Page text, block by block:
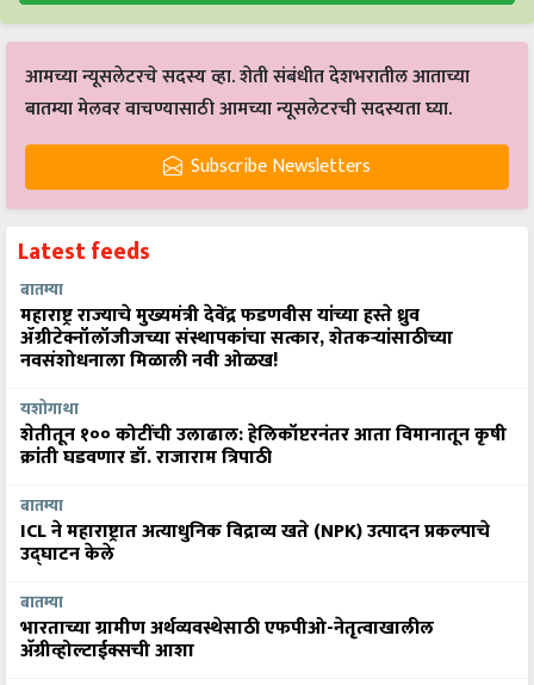
आमच्या न्यूसलेटरचे सदस्य व्हा. शेती संबंधीत देशभरातील आताच्या
बातम्या मेलवर वाचण्यासाठी आमच्या न्यूसलेटरची सदस्यता घ्या.
Subscribe Newsletters
Latest feeds
बातम्या
महाराष्ट्र राज्याचे मुख्यमंत्री देवेंद्र फडणवीस यांच्या हस्ते ध्रुव
ॲग्रीटेक्नॉलॉजीजच्या संस्थापकांचा सत्कार, शेतकऱ्यांसाठीच्या
नवसंशोधनाला मिळाली नवी ओळख!
यशोगाथा
शेतीतून १०० कोटींची उलाढाल: हेलिकॉप्टरनंतर आता विमानातून कृषी
क्रांती घडवणार डॉ. राजाराम त्रिपाठी
बातम्या
ICL ने महाराष्ट्रात अत्याधुनिक विद्राव्य खते (NPK) उत्पादन प्रकल्पाचे
उद्घाटन केले
बातम्या
भारताच्या ग्रामीण अर्थव्यवस्थेसाठी एफपीओ-नेतृत्वाखालील
अ‍ॅग्रीव्होल्टाईक्सची आशा